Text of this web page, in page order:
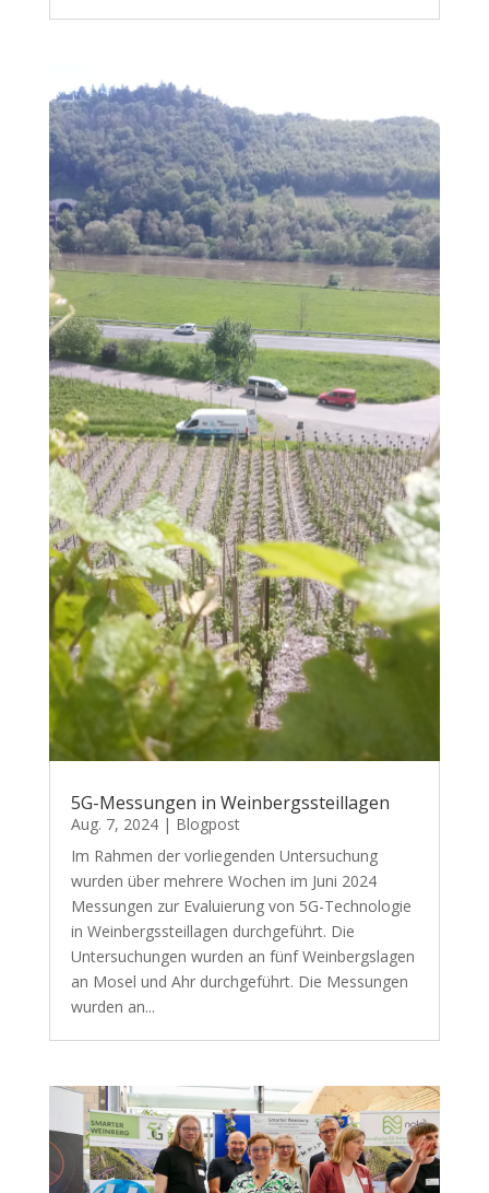
5G-Messungen in Weinbergssteillagen
Aug. 7, 2024| Blogpost
Im Rahmen der vorliegenden Untersuchung
wurden über mehrere Wochen im Juni 2024
Messungen zur Evaluierung von 5G-Technologie
in Weinbergssteillagen durchgeführt. Die
Untersuchungen wurden an fünf Weinbergslagen
an Mosel und Ahr durchgeführt. Die Messungen
wurden an...